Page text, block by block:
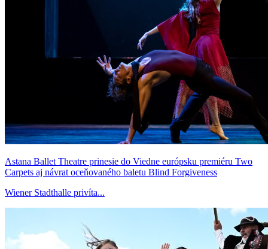
Astana Ballet Theatre prinesie do Viedne európsku premiéru Two
Carpets aj návrat oceňovaného baletu Blind Forgiveness
Wiener Stadthalle privíta...